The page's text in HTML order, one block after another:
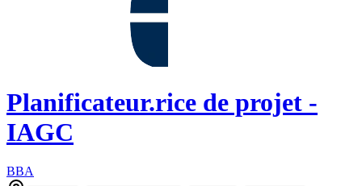
Planificateur.rice de projet -
IAGC
BBA